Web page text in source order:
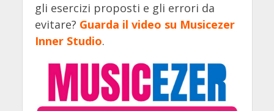
gli esercizi proposti e gli errori da
evitare? Guarda il video su Musicezer
Inner Studio.